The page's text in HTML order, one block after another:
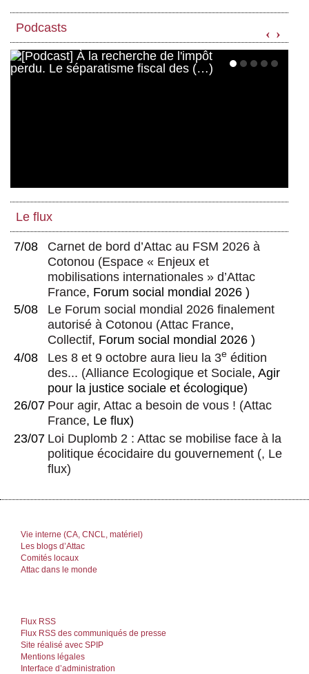
Podcasts ‹ ›
Le flux
7/08
Carnet de bord d’Attac au FSM 2026 à
Cotonou (Espace « Enjeux et
mobilisations internationales » d’Attac
France, Forum social mondial 2026 )
5/08
Le Forum social mondial 2026 finalement
autorisé à Cotonou (Attac France,
Collectif, Forum social mondial 2026 )
4/08
Les 8 et 9 octobre aura lieu la 3e édition
des... (Alliance Ecologique et Sociale, Agir
pour la justice sociale et écologique)
26/07 Pour agir, Attac a besoin de vous ! (Attac
France, Le flux)
23/07 Loi Duplomb 2 : Attac se mobilise face à la
politique écocidaire du gouvernement (, Le
flux)
Vie interne (CA, CNCL, matériel)
Les blogs d’Attac
Comités locaux
Attac dans le monde
Flux RSS
Flux RSS des communiqués de presse
Site réalisé avec SPIP
Mentions légales
Interface d’administration